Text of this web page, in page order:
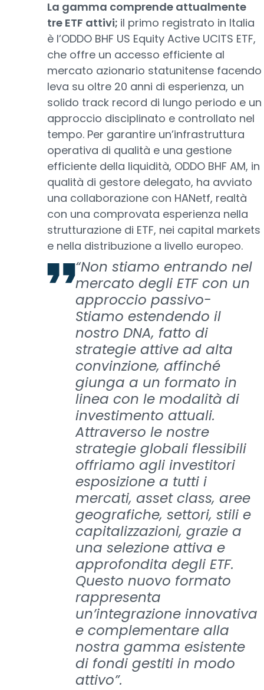
La gamma comprende attualmente
tre ETF attivi; il primo registrato in Italia
è l’ODDO BHF US Equity Active UCITS ETF,
che offre un accesso efficiente al
mercato azionario statunitense facendo
leva su oltre 20 anni di esperienza, un
solido track record di lungo periodo e un
approccio disciplinato e controllato nel
tempo. Per garantire un’infrastruttura
operativa di qualità e una gestione
efficiente della liquidità, ODDO BHF AM, in
qualità di gestore delegato, ha avviato
una collaborazione con HANetf, realtà
con una comprovata esperienza nella
strutturazione di ETF, nei capital markets
e nella distribuzione a livello europeo.
“Non stiamo entrando nel
mercato degli ETF con un
approccio passivo-
Stiamo estendendo il
nostro DNA, fatto di
strategie attive ad alta
convinzione, affinché
giunga a un formato in
linea con le modalità di
investimento attuali.
Attraverso le nostre
strategie globali flessibili
offriamo agli investitori
esposizione a tutti i
mercati, asset class, aree
geografiche, settori, stili e
capitalizzazioni, grazie a
una selezione attiva e
approfondita degli ETF.
Questo nuovo formato
rappresenta
un’integrazione innovativa
e complementare alla
nostra gamma esistente
di fondi gestiti in modo
attivo”.